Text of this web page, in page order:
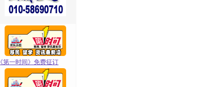
《第一时间》免费征订